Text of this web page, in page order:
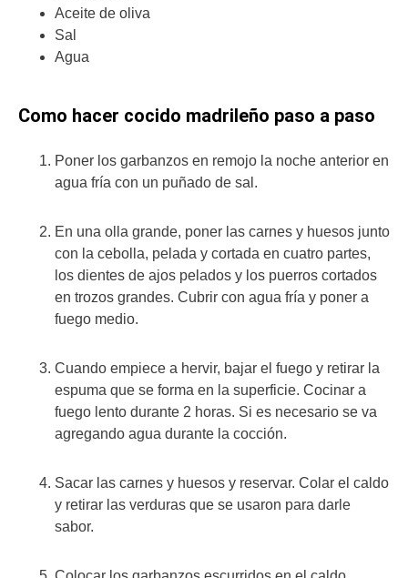
Aceite de oliva
Sal
Agua
Como hacer cocido madrileño paso a paso
Poner los garbanzos en remojo la noche anterior en
agua fría con un puñado de sal.
En una olla grande, poner las carnes y huesos junto
con la cebolla, pelada y cortada en cuatro partes,
los dientes de ajos pelados y los puerros cortados
en trozos grandes. Cubrir con agua fría y poner a
fuego medio.
Cuando empiece a hervir, bajar el fuego y retirar la
espuma que se forma en la superficie. Cocinar a
fuego lento durante 2 horas. Si es necesario se va
agregando agua durante la cocción.
Sacar las carnes y huesos y reservar. Colar el caldo
y retirar las verduras que se usaron para darle
sabor.